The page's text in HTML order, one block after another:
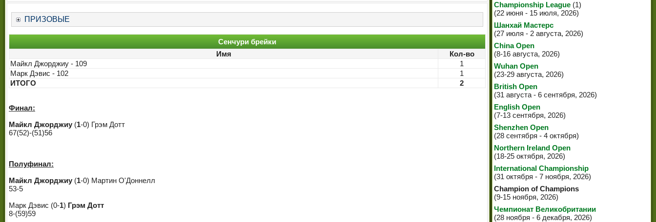
ПРИЗОВЫЕ
Сенчури брейки
Имя
Кол-во
Майкл Джорджиу - 109
1
Марк Дэвис - 102
1
ИТОГО
2
Финал:
Майкл Джорджиу (1-0) Грэм Дотт
67(52)-(51)56
Полуфинал:
Майкл Джорджиу (1-0) Мартин О'Доннелл
53-5
Марк Дэвис (0-1) Грэм Дотт
8-(59)59
Championship League (1)
(22 июня - 15 июля, 2026)
Шанхай Мастерс
(27 июля - 2 августа, 2026)
China Open
(8-16 августа, 2026)
Wuhan Open
(23-29 августа, 2026)
British Open
(31 августа - 6 сентября, 2026)
English Open
(7-13 сентября, 2026)
Shenzhen Open
(28 сентября - 4 октября)
Northern Ireland Open
(18-25 октября, 2026)
International Championship
(31 октября - 7 ноября, 2026)
Champion of Champions
(9-15 ноября, 2026)
Чемпионат Великобритании
(28 ноября - 6 декабря, 2026)